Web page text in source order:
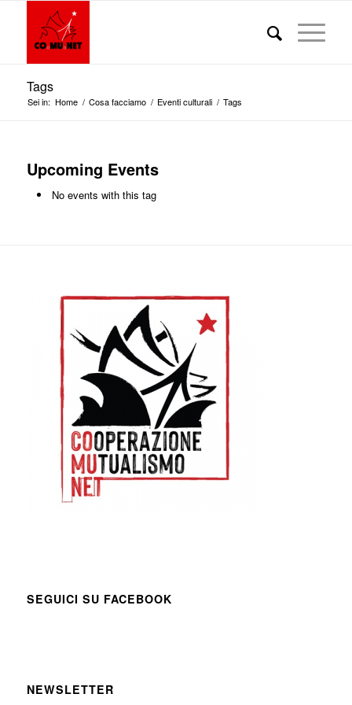
Tags
Sei in: Home / Cosa facciamo / Eventi culturali / Tags
Upcoming Events
No events with this tag
SEGUICI SU FACEBOOK
NEWSLETTER